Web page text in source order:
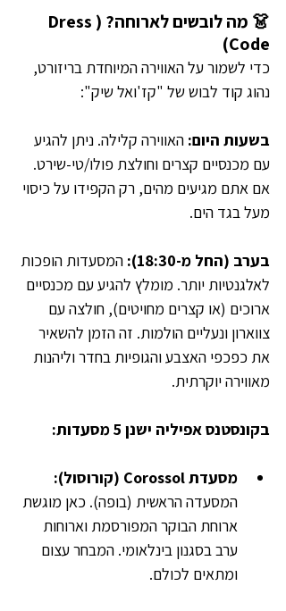
👗 מה לובשים לארוחה? (Dress
Code)
כדי לשמור על האווירה המיוחדת בריזורט,
נהוג קוד לבוש של "קז'ואל שיק":
בשעות היום: האווירה קלילה. ניתן להגיע
עם מכנסיים קצרים וחולצת פולו/טי-שירט.
אם אתם מגיעים מהים, רק הקפידו על כיסוי
מעל בגד הים.
בערב (החל מ-18:30):
המסעדות הופכות
לאלגנטיות יותר. מומלץ להגיע עם מכנסיים
ארוכים (או קצרים מחויטים), חולצה עם
צווארון ונעליים הולמות. זה הזמן להשאיר
את כפכפי האצבע והגופיות בחדר וליהנות
מאווירה יוקרתית.
בקונסטנס אפיליה ישנן 5 מסעדות:
מסעדת Corossol (קורוסול):
המסעדה הראשית (בופה). כאן מוגשת
ארוחת הבוקר המפורסמת וארוחות
ערב בסגנון בינלאומי. המבחר עצום
ומתאים לכולם.